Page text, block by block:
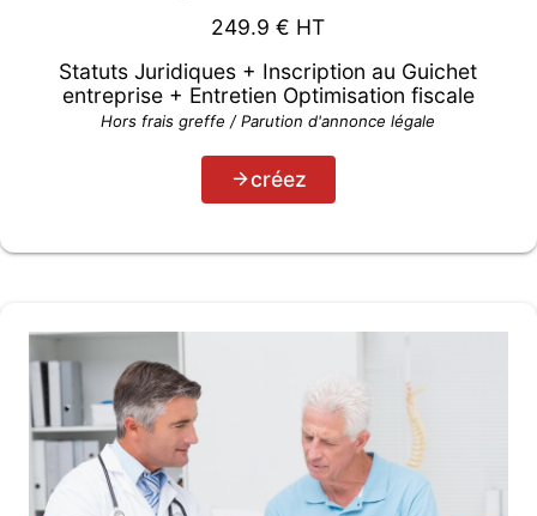
249.9 € HT
Statuts Juridiques + Inscription au Guichet
entreprise + Entretien Optimisation fiscale
Hors frais greffe / Parution d'annonce légale
créez